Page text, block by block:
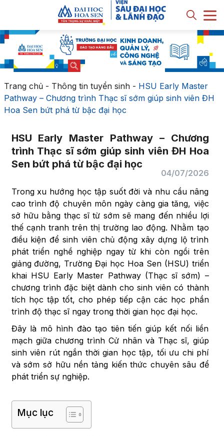
Trang chủ- Thông tin tuyển sinh- HSU Early Master
Pathway – Chương trình Thạc sĩ sớm giúp sinh viên ĐH
Hoa Sen bứt phá từ bậc đại học
HSU Early Master Pathway – Chương
trình Thạc sĩ sớm giúp sinh viên ĐH Hoa
Sen bứt phá từ bậc đại học
04/07/2026
Trong xu hướng học tập suốt đời và nhu cầu nâng
cao trình độ chuyên môn ngày càng gia tăng, việc
sở hữu bằng thạc sĩ từ sớm sẽ mang đến nhiều lợi
thế cạnh tranh trên thị trường lao động. Nhằm tạo
điều kiện để sinh viên chủ động xây dựng lộ trình
phát triển nghề nghiệp ngay từ khi còn ngồi trên
giảng đường, Trường Đại học Hoa Sen (HSU) triển
khai HSU Early Master Pathway (Thạc sĩ sớm) –
chương trình đặc biệt dành cho sinh viên có thành
tích học tập tốt, cho phép tiếp cận các học phần
trình độ thạc sĩ ngay trong thời gian học đại học.
Đây là mô hình đào tạo tiên tiến giúp kết nối liền
mạch giữa chương trình Cử nhân và Thạc sĩ, giúp
sinh viên rút ngắn thời gian học tập, tối ưu chi phí
và sớm sở hữu nền tảng kiến thức chuyên sâu để
phát triển sự nghiệp.
Mục lục